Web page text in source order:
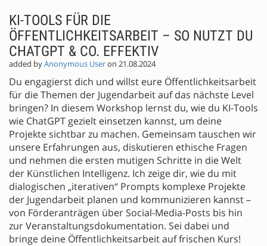
KI-TOOLS FÜR DIE
ÖFFENTLICHKEITSARBEIT – SO NUTZT DU
CHATGPT & CO. EFFEKTIV
added byAnonymous Useron 21.08.2024
Du engagierst dich und willst eure Öffentlichkeitsarbeit
für die Themen der Jugendarbeit auf das nächste Level
bringen? In diesem Workshop lernst du, wie du KI-Tools
wie ChatGPT gezielt einsetzen kannst, um deine
Projekte sichtbar zu machen. Gemeinsam tauschen wir
unsere Erfahrungen aus, diskutieren ethische Fragen
und nehmen die ersten mutigen Schritte in die Welt
der Künstlichen Intelligenz. Ich zeige dir, wie du mit
dialogischen „iterativen“ Prompts komplexe Projekte
der Jugendarbeit planen und kommunizieren kannst –
von Förderanträgen über Social-Media-Posts bis hin
zur Veranstaltungsdokumentation. Sei dabei und
bringe deine Öffentlichkeitsarbeit auf frischen Kurs!